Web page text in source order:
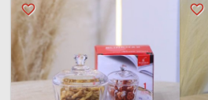
favorite_border
favorite_border